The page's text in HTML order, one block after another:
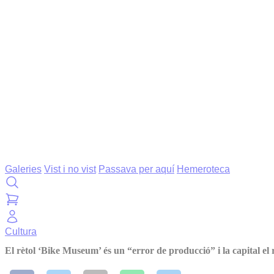
Galeries Vist i no vist Passava per aquí Hemeroteca
Cultura
El rètol ‘Bike Museum’ és un “error de producció” i la capital el